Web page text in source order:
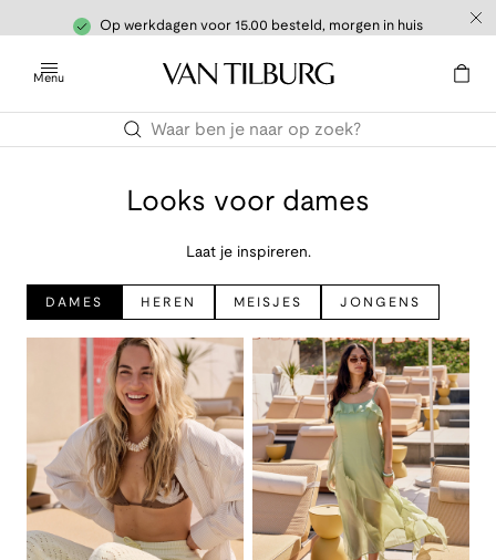
Op werkdagen voor 15.00 besteld, morgen in huis
Menu
Looks voor dames
Laat je inspireren.
DAMES HEREN MEISJES JONGENS